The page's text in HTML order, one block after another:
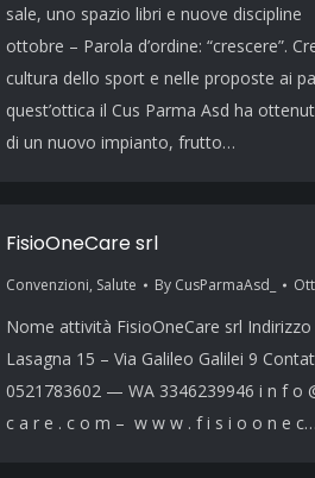
sale, uno spazio libri e nuove discipline
ottobre – Parola d’ordine: “crescere”.
cultura dello sport e nelle proposte ai
quest’ottica il Cus Parma Asd ha
di un nuovo impianto, frutto…
FisioOneCare srl
Convenzioni, Salute By CusParmaAsd_
Nome attività FisioOneCare srl Indirizzo
Lasagna 15 – Via Galileo Galilei 9
0521783602 — WA 3346239946 i n f o
c a r e . c o m – w w w . f i s i o o n e c…